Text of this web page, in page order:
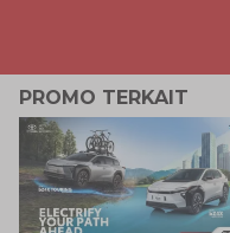
PROMO TERKAIT